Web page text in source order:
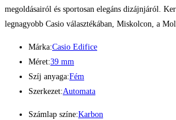
megoldásairól és sportosan elegáns dizájnjáról.
legnagyobb Casio választékában, Miskolcon, a
Márka:Casio Edifice
Méret:39 mm
Szíj anyaga:Fém
Szerkezet:Automata
Számlap színe:Karbon